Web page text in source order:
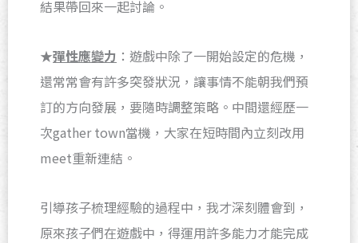
結果帶回來一起討論。
★彈性應變力 ：遊戲中除了一開始設定的危機，
還常常會有許多突發狀況，讓事情不能朝我們預
訂的方向發展，要隨時調整策略。中間還經歷一
次gather town當機，大家在短時間內立刻改用
meet重新連結。
引導孩子梳理經驗的過程中，我才深刻體會到，
原來孩子們在遊戲中，得運用許多能力才能完成